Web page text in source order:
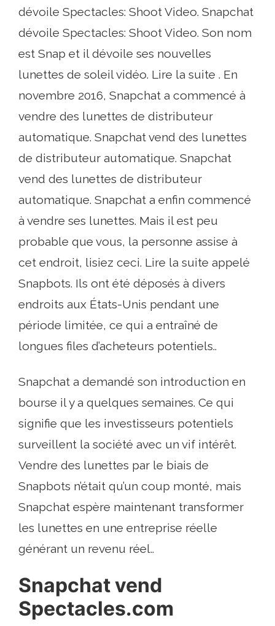
dévoile Spectacles: Shoot Video. Snapchat
dévoile Spectacles: Shoot Video. Son nom
est Snap et il dévoile ses nouvelles
lunettes de soleil vidéo. Lire la suite . En
novembre 2016, Snapchat a commencé à
vendre des lunettes de distributeur
automatique. Snapchat vend des lunettes
de distributeur automatique. Snapchat
vend des lunettes de distributeur
automatique. Snapchat a enfin commencé
à vendre ses lunettes. Mais il est peu
probable que vous, la personne assise à
cet endroit, lisiez ceci. Lire la suite appelé
Snapbots. Ils ont été déposés à divers
endroits aux États-Unis pendant une
période limitée, ce qui a entraîné de
longues files d’acheteurs potentiels..
Snapchat a demandé son introduction en
bourse il y a quelques semaines. Ce qui
signifie que les investisseurs potentiels
surveillent la société avec un vif intérêt.
Vendre des lunettes par le biais de
Snapbots n’était qu’un coup monté, mais
Snapchat espère maintenant transformer
les lunettes en une entreprise réelle
générant un revenu réel..
Snapchat vend
Spectacles.com